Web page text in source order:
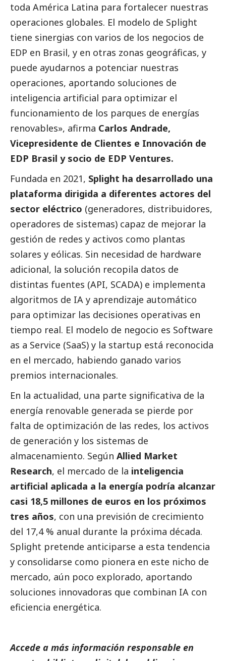
toda América Latina para fortalecer nuestras
operaciones globales. El modelo de Splight
tiene sinergias con varios de los negocios de
EDP en Brasil, y en otras zonas geográficas, y
puede ayudarnos a potenciar nuestras
operaciones, aportando soluciones de
inteligencia artificial para optimizar el
funcionamiento de los parques de energías
renovables», afirma Carlos Andrade,
Vicepresidente de Clientes e Innovación de
EDP Brasil y socio de EDP Ventures.
Fundada en 2021, Splight ha desarrollado una
plataforma dirigida a diferentes actores del
sector eléctrico (generadores, distribuidores,
operadores de sistemas) capaz de mejorar la
gestión de redes y activos como plantas
solares y eólicas. Sin necesidad de hardware
adicional, la solución recopila datos de
distintas fuentes (API, SCADA) e implementa
algoritmos de IA y aprendizaje automático
para optimizar las decisiones operativas en
tiempo real. El modelo de negocio es Software
as a Service (SaaS) y la startup está reconocida
en el mercado, habiendo ganado varios
premios internacionales.
En la actualidad, una parte significativa de la
energía renovable generada se pierde por
falta de optimización de las redes, los activos
de generación y los sistemas de
almacenamiento. Según Allied Market
Research, el mercado de la inteligencia
artificial aplicada a la energía podría alcanzar
casi 18,5 millones de euros en los próximos
tres años, con una previsión de crecimiento
del 17,4 % anual durante la próxima década.
Splight pretende anticiparse a esta tendencia
y consolidarse como pionera en este nicho de
mercado, aún poco explorado, aportando
soluciones innovadoras que combinan IA con
eficiencia energética.
Accede a más información responsable en